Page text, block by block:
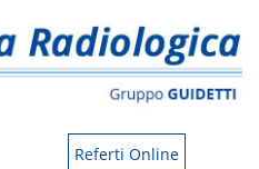
Referti Online